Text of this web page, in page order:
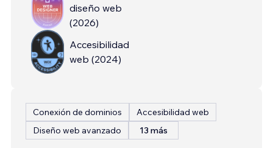
diseño web
(2026)
Accesibilidad
web (2024)
Conexión de dominios
Accesibilidad web
Diseño web avanzado
13 más